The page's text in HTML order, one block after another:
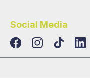
Social Media
TikTok